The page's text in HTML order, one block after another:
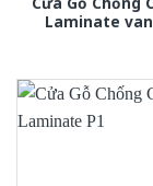
Laminate